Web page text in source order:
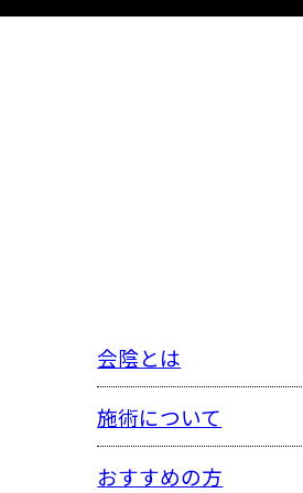
会陰とは
施術について
おすすめの方